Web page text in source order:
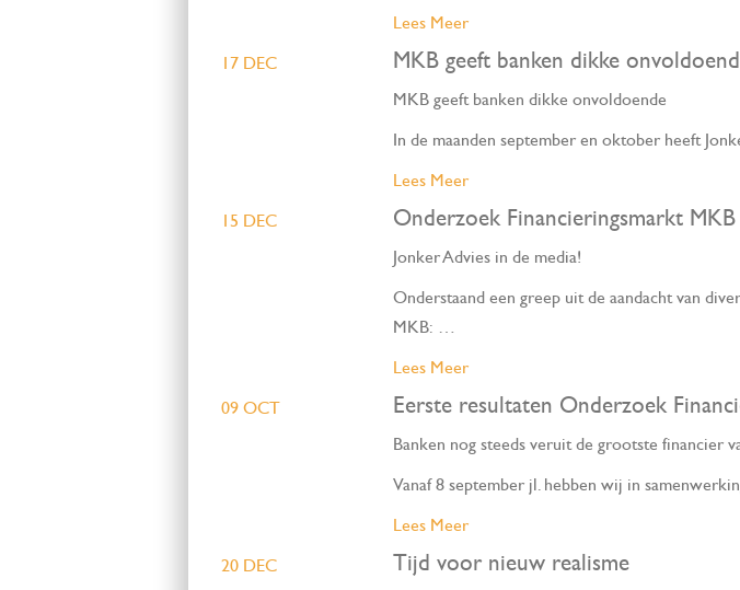
Lees Meer
17 DEC MKB geeft banken dikke
MKB geeft banken dikke onvoldoende
In de maanden september en oktober heeft
Lees Meer
15 DEC Onderzoek Financieringsmarkt
Jonker Advies in de media!
Onderstaand een greep uit de aandacht van
MKB: …
Lees Meer
09 OCT Eerste resultaten Onderzoek
Banken nog steeds veruit de grootste financier
Vanaf 8 september jl. hebben wij in
Lees Meer
20 DEC Tijd voor nieuw realisme